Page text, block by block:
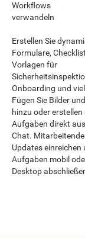
Workflows
verwandeln
Erstellen Sie
Formulare,
Vorlagen für
Onboarding und
Fügen Sie Bilder
hinzu oder erstellen
Aufgaben direkt
Chat.
Updates einreichen
Aufgaben mobil
Desktop